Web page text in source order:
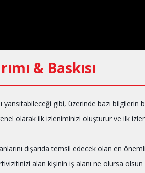
& Baskısı
yansıtabileceği gibi, üzerinde bazı
olarak ilk izleniminizi oluşturur ve ilk
dışarıda temsil edecek olan en
alan kişinin iş alanı ne olursa